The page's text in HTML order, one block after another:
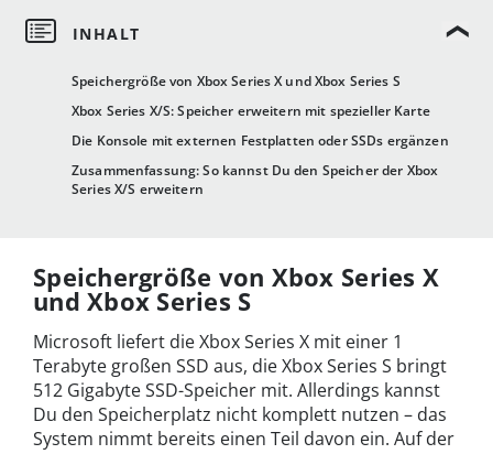
Speichergröße von Xbox Series X und Xbox Series S
Xbox Series X/S: Speicher erweitern mit spezieller Karte
Die Konsole mit externen Festplatten oder SSDs ergänzen
Zusammenfassung: So kannst Du den Speicher der Xbox
Series X/S erweitern
Speichergröße von Xbox Series X
und Xbox Series S
Microsoft liefert die Xbox Series X mit einer 1
Terabyte großen SSD aus, die Xbox Series S bringt
512 Gigabyte SSD-Speicher mit. Allerdings kannst
Du den Speicherplatz nicht komplett nutzen – das
System nimmt bereits einen Teil davon ein. Auf der